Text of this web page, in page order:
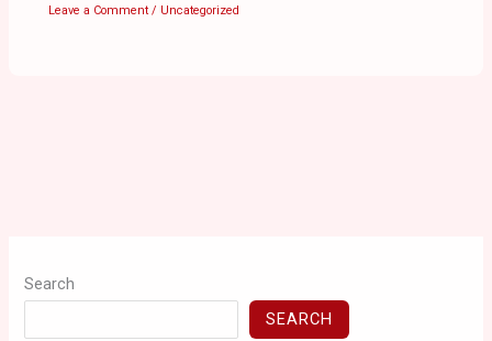
Leave a Comment / Uncategorized
Search
SEARCH